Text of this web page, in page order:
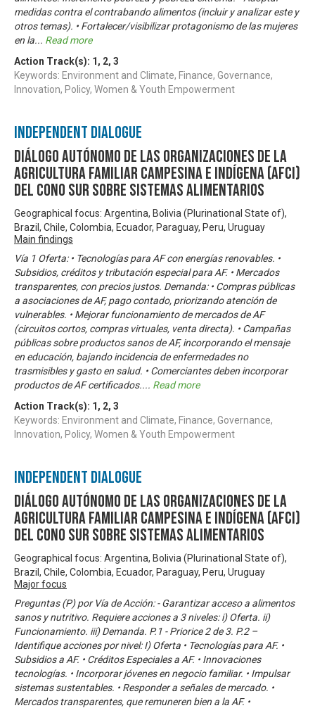
medidas contra el contrabando alimentos (incluir y analizar este y
otros temas). • Fortalecer/visibilizar protagonismo de las mujeres
en la... Read more
Action Track(s): 1 , 2, 3
Keywords: Environment and Climate, Finance, Governance,
Innovation, Policy, Women & Youth Empowerment
Independent Dialogue
Diálogo Autónomo de las Organizaciones de la
Agricultura Familiar Campesina e Indígena (AFCI)
del Cono Sur sobre Sistemas Alimentarios
Geographical focus: Argentina, Bolivia (Plurinational State of),
Brazil, Chile, Colombia, Ecuador, Paraguay, Peru, Uruguay
Main findings
Vía 1 Oferta: • Tecnologías para AF con energías renovables. •
Subsidios, créditos y tributación especial para AF. • Mercados
transparentes, con precios justos. Demanda: • Compras públicas
a asociaciones de AF, pago contado, priorizando atención de
vulnerables. • Mejorar funcionamiento de mercados de AF
(circuitos cortos, compras virtuales, venta directa). • Campañas
públicas sobre productos sanos de AF, incorporando el mensaje
en educación, bajando incidencia de enfermedades no
trasmisibles y gasto en salud. • Comerciantes deben incorporar
productos de AF certificados.... Read more
Action Track(s): 1 , 2, 3
Keywords: Environment and Climate, Finance, Governance,
Innovation, Policy, Women & Youth Empowerment
Independent Dialogue
Diálogo Autónomo de las Organizaciones de la
Agricultura Familiar Campesina e Indígena (AFCI)
del Cono Sur sobre Sistemas Alimentarios
Geographical focus: Argentina, Bolivia (Plurinational State of),
Brazil, Chile, Colombia, Ecuador, Paraguay, Peru, Uruguay
Major focus
Preguntas (P) por Vía de Acción: - Garantizar acceso a alimentos
sanos y nutritivo. Requiere acciones a 3 niveles: i) Oferta. ii)
Funcionamiento. iii) Demanda. P.1 - Priorice 2 de 3. P.2 –
Identifique acciones por nivel: I) Oferta • Tecnologías para AF. •
Subsidios a AF. • Créditos Especiales a AF. • Innovaciones
tecnologías. • Incorporar jóvenes en negocio familiar. • Impulsar
sistemas sustentables. • Responder a señales de mercado. •
Mercados transparentes, que remuneren bien a la AF. •